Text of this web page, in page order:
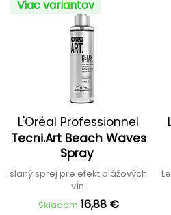
Viac variantov
L'Oréal Professionnel
Tecni.Art Beach Waves
Spray
slaný sprej pre efekt plážových
vĺn
Skladom 16,88 €